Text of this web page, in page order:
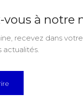
vous à notre
recevez dans
actualités.